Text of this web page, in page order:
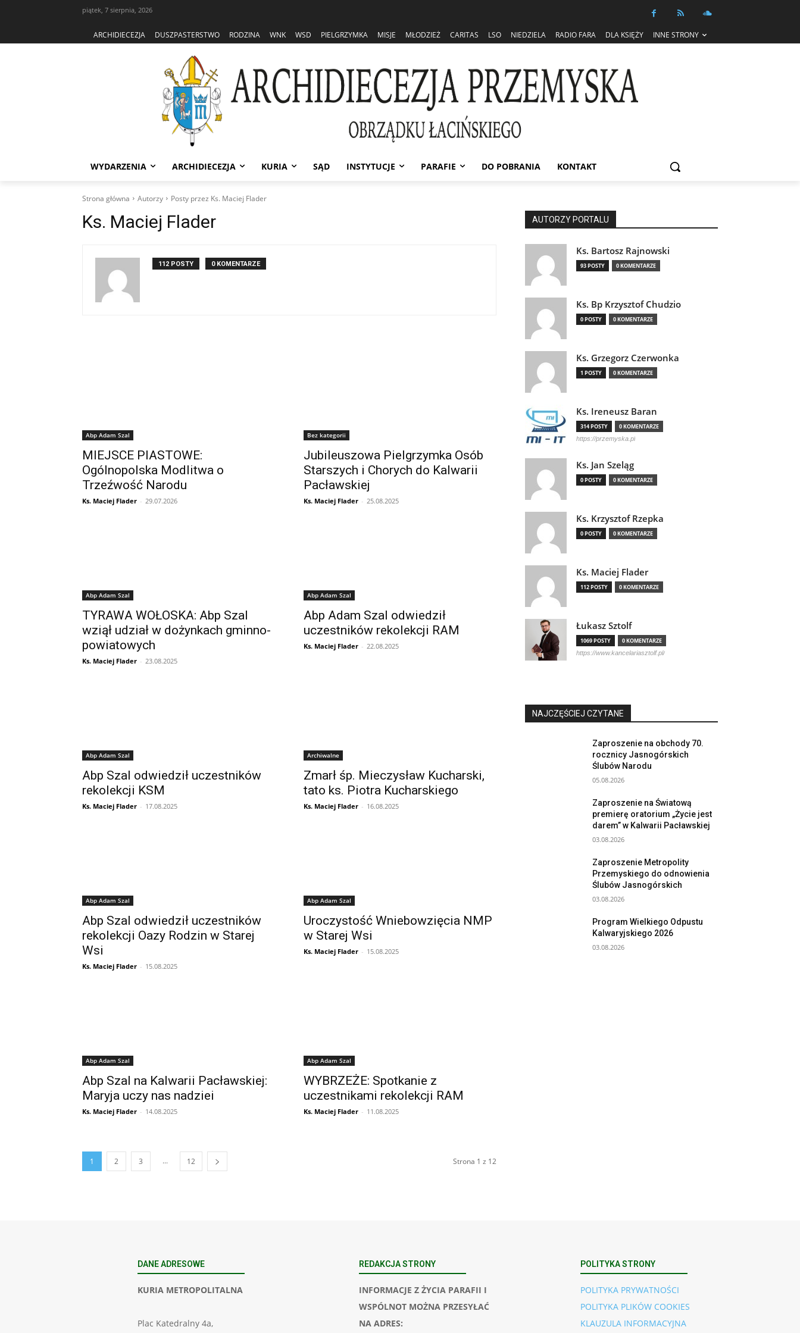
piątek, 7 sierpnia, 2026
ARCHIDIECEZJA DUSZPASTERSTWO RODZINA WNK WSD PIELGRZYMKA MISJE MŁODZIEŻ CARITAS LSO NIEDZIELA RADIO FARA DLA KSIĘŻY INNE STRONY
WYDARZENIA ARCHIDIECEZJA KURIA SĄD INSTYTUCJE PARAFIE DO POBRANIA KONTAKT
Strona główna Autorzy Posty przez Ks. Maciej Flader
Ks. Maciej Flader
112 POSTY 0 KOMENTARZE
Abp Adam Szal
MIEJSCE PIASTOWE:
Ogólnopolska Modlitwa o
Trzeźwość Narodu
Ks. Maciej Flader - 29.07.2026
Bez kategorii
Jubileuszowa Pielgrzymka Osób
Starszych i Chorych do Kalwarii
Pacławskiej
Ks. Maciej Flader - 25.08.2025
Abp Adam Szal
TYRAWA WOŁOSKA: Abp Szal
wziął udział w dożynkach gminno-
powiatowych
Ks. Maciej Flader - 23.08.2025
Abp Adam Szal
Abp Adam Szal odwiedził
uczestników rekolekcji RAM
Ks. Maciej Flader - 22.08.2025
Abp Adam Szal
Abp Szal odwiedził uczestników
rekolekcji KSM
Ks. Maciej Flader - 17.08.2025
Archiwalne
Zmarł śp. Mieczysław Kucharski,
tato ks. Piotra Kucharskiego
Ks. Maciej Flader - 16.08.2025
Abp Adam Szal
Abp Szal odwiedził uczestników
rekolekcji Oazy Rodzin w Starej
Wsi
Ks. Maciej Flader - 15.08.2025
Abp Adam Szal
Uroczystość Wniebowzięcia NMP
w Starej Wsi
Ks. Maciej Flader - 15.08.2025
Abp Adam Szal
Abp Szal na Kalwarii Pacławskiej:
Maryja uczy nas nadziei
Ks. Maciej Flader - 14.08.2025
Abp Adam Szal
WYBRZEŻE: Spotkanie z
uczestnikami rekolekcji RAM
Ks. Maciej Flader - 11.08.2025
1 2 3 ... 12 Strona 1 z 12
AUTORZY PORTALU
Ks. Bartosz Rajnowski
93 POSTY 0 KOMENTARZE
Ks. Bp Krzysztof Chudzio
0 POSTY 0 KOMENTARZE
Ks. Grzegorz Czerwonka
1 POSTY 0 KOMENTARZE
Ks. Ireneusz Baran
314 POSTY 0 KOMENTARZE
https://przemyska.pl
Ks. Jan Szeląg
0 POSTY 0 KOMENTARZE
Ks. Krzysztof Rzepka
0 POSTY 0 KOMENTARZE
Ks. Maciej Flader
112 POSTY 0 KOMENTARZE
Łukasz Sztolf
1069 POSTY 0 KOMENTARZE
https://www.kancelariasztolf.pl/
NAJCZĘŚCIEJ CZYTANE
Zaproszenie na obchody 70.
rocznicy Jasnogórskich
Ślubów Narodu
05.08.2026
Zaproszenie na Światową
premierę oratorium „Życie jest
darem” w Kalwarii Pacławskiej
03.08.2026
Zaproszenie Metropolity
Przemyskiego do odnowienia
Ślubów Jasnogórskich
03.08.2026
Program Wielkiego Odpustu
Kalwaryjskiego 2026
03.08.2026
DANE ADRESOWE
KURIA METROPOLITALNA
Plac Katedralny 4a,
REDAKCJA STRONY
INFORMACJE Z ŻYCIA PARAFII I
WSPÓLNOT MOŻNA PRZESYŁAĆ
NA ADRES:
POLITYKA STRONY
POLITYKA PRYWATNOŚCI
POLITYKA PLIKÓW COOKIES
KLAUZULA INFORMACYJNA